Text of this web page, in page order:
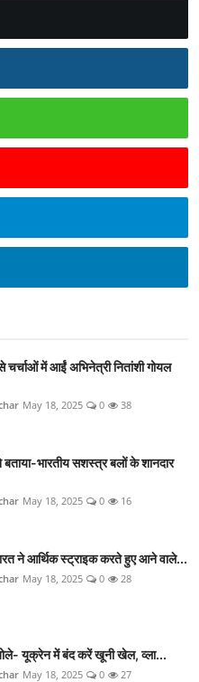
चर्चाओं में आईं अभिनेत्री नितांशी गोयल
May 18, 2025 0 38
बताया-भारतीय सशस्त्र बलों के शानदार
May 18, 2025 0 16
ने आर्थिक स्ट्राइक करते हुए आने वाले...
May 18, 2025 0 28
यूक्रेन में बंद करें खूनी खेल, व्ला...
May 18, 2025 0 27